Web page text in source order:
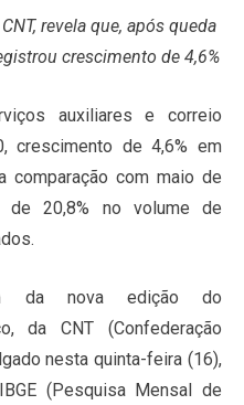
revela que, após queda
crescimento de 4,6%
auxiliares e correio
crescimento de 4,6% em
comparação com maio de
de 20,8% no volume de
da nova edição do
da CNT (Confederação
nesta quinta-feira (16),
(Pesquisa Mensal de